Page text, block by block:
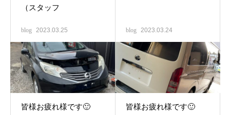
（スタッフ
blog 2023.03.25 blog 2023.03.24
皆様お疲れ様です🙂
皆様お疲れ様です🙂